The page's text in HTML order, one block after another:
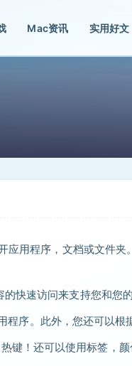
Mac资讯 实用好文
用程序，文档或文件
快速访问来支持您和您的
序。此外，您还可以根
键！还可以使用标签，